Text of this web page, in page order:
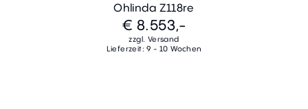
Ohlinda Z118re
€ 8.553,-
zzgl. Versand
Lieferzeit: 9 - 10 Wochen